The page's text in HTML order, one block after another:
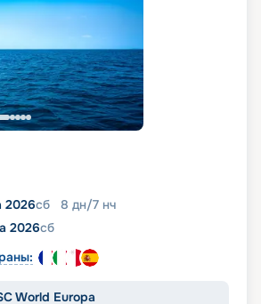
2026сб 8 дн/7 нч
2026сб
World Europa